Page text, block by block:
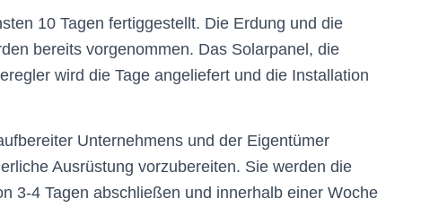
10 Tagen fertiggestellt. Die Erdung und die
bereits vorgenommen. Das Solarpanel, die
wird die Tage angeliefert und die Installation
Unternehmens und der Eigentümer
Ausrüstung vorzubereiten. Sie werden die
3-4 Tagen abschließen und innerhalb einer Woche